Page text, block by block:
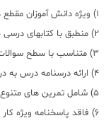
1) ویژه دانش آموزان مقطع هفتم دوره اول متوسطه
2) منطبق با کتابهای درسی جدید
3) متناسب با سطح سوالات و تمرینات کتاب درسی
4) ارائه درسنامه درس به درس و مفهومی
5) شامل تمرین های متنوع با تیپ بندی متفاوت
6) فاقد پاسخنامه ویژه کار در کلاس یا منزل